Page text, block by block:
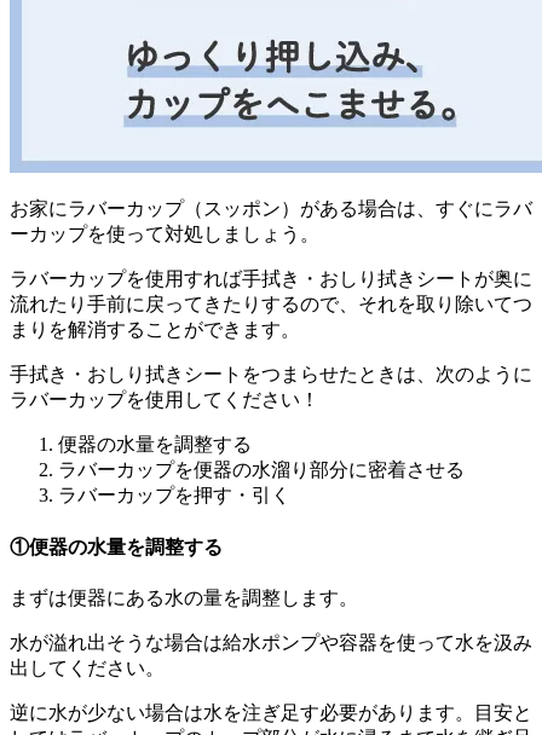
お家にラバーカップ（スッポン）がある場合は、すぐにラバ
ーカップを使って対処しましょう。
ラバーカップを使用すれば手拭き・おしり拭きシートが奥に
流れたり手前に戻ってきたりするので、それを取り除いてつ
まりを解消することができます。
手拭き・おしり拭きシートをつまらせたときは、次のように
ラバーカップを使用してください！
便器の水量を調整する
ラバーカップを便器の水溜り部分に密着させる
ラバーカップを押す・引く
①便器の水量を調整する
まずは便器にある水の量を調整します。
水が溢れ出そうな場合は給水ポンプや容器を使って水を汲み
出してください。
逆に水が少ない場合は水を注ぎ足す必要があります。目安と